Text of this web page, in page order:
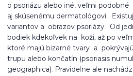
o psoriázu alebo iné, veľmi podobné
aj skúsenému dermatológovi.
variantov a obrazov psoriázy. Od
bodiek kdekoľvek na koži, až po
ktoré majú bizarné tvary a
trupu alebo končatín (psoriasis
geographica). Pravidelne ale